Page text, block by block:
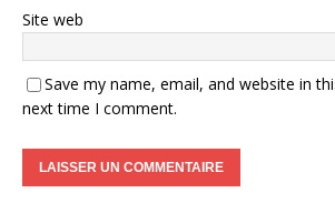
Site web
Save my name, email, and website in
next time I comment.